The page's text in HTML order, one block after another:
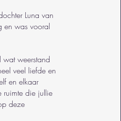
Luna van
en was vooral
weerstand
veel liefde en
en elkaar
ruimte die jullie
deze